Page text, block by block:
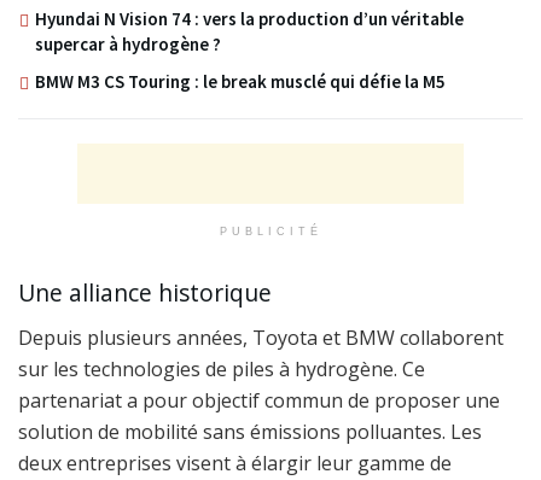
Hyundai N Vision 74 : vers la production d’un véritable
supercar à hydrogène ?
BMW M3 CS Touring : le break musclé qui défie la M5
PUBLICITÉ
Une alliance historique
Depuis plusieurs années, Toyota et BMW collaborent
sur les technologies de piles à hydrogène. Ce
partenariat a pour objectif commun de proposer une
solution de mobilité sans émissions polluantes. Les
deux entreprises visent à élargir leur gamme de